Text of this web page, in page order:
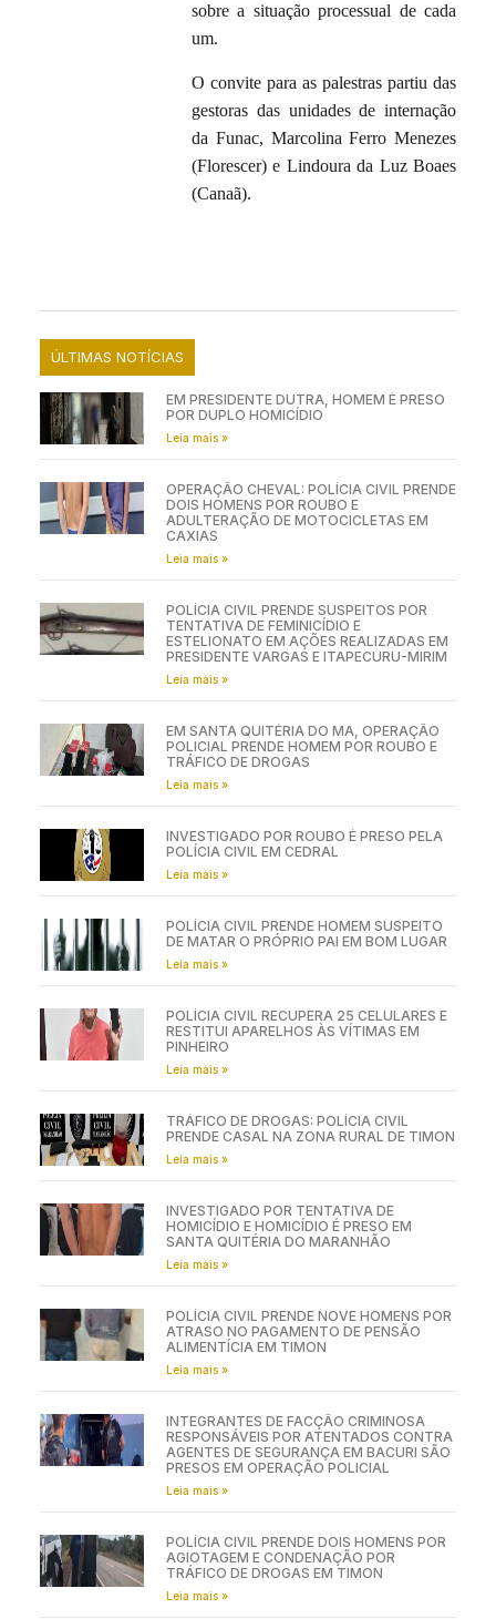
sobre a situação processual de cada
um.
O convite para as palestras partiu das
gestoras das unidades de internação
da Funac, Marcolina Ferro Menezes
(Florescer) e Lindoura da Luz Boaes
(Canaã).
ÚLTIMAS NOTÍCIAS
EM PRESIDENTE DUTRA, HOMEM É PRESO
POR DUPLO HOMICÍDIO
Leia mais »
OPERAÇÃO CHEVAL: POLÍCIA CIVIL PRENDE
DOIS HOMENS POR ROUBO E
ADULTERAÇÃO DE MOTOCICLETAS EM
CAXIAS
Leia mais »
POLÍCIA CIVIL PRENDE SUSPEITOS POR
TENTATIVA DE FEMINICÍDIO E
ESTELIONATO EM AÇÕES REALIZADAS EM
PRESIDENTE VARGAS E ITAPECURU-MIRIM
Leia mais »
EM SANTA QUITÉRIA DO MA, OPERAÇÃO
POLICIAL PRENDE HOMEM POR ROUBO E
TRÁFICO DE DROGAS
Leia mais »
INVESTIGADO POR ROUBO É PRESO PELA
POLÍCIA CIVIL EM CEDRAL
Leia mais »
POLÍCIA CIVIL PRENDE HOMEM SUSPEITO
DE MATAR O PRÓPRIO PAI EM BOM LUGAR
Leia mais »
POLÍCIA CIVIL RECUPERA 25 CELULARES E
RESTITUI APARELHOS ÀS VÍTIMAS EM
PINHEIRO
Leia mais »
TRÁFICO DE DROGAS: POLÍCIA CIVIL
PRENDE CASAL NA ZONA RURAL DE TIMON
Leia mais »
INVESTIGADO POR TENTATIVA DE
HOMICÍDIO E HOMICÍDIO É PRESO EM
SANTA QUITÉRIA DO MARANHÃO
Leia mais »
POLÍCIA CIVIL PRENDE NOVE HOMENS POR
ATRASO NO PAGAMENTO DE PENSÃO
ALIMENTÍCIA EM TIMON
Leia mais »
INTEGRANTES DE FACÇÃO CRIMINOSA
RESPONSÁVEIS POR ATENTADOS CONTRA
AGENTES DE SEGURANÇA EM BACURI SÃO
PRESOS EM OPERAÇÃO POLICIAL
Leia mais »
POLÍCIA CIVIL PRENDE DOIS HOMENS POR
AGIOTAGEM E CONDENAÇÃO POR
TRÁFICO DE DROGAS EM TIMON
Leia mais »